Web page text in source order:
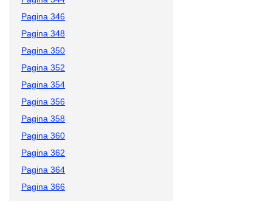
Pagina 346
Pagina 348
Pagina 350
Pagina 352
Pagina 354
Pagina 356
Pagina 358
Pagina 360
Pagina 362
Pagina 364
Pagina 366